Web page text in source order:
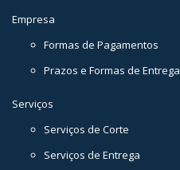
Empresa
Formas de Pagamentos
Prazos e Formas de Entrega
Serviços
Serviços de Corte
Serviços de Entrega